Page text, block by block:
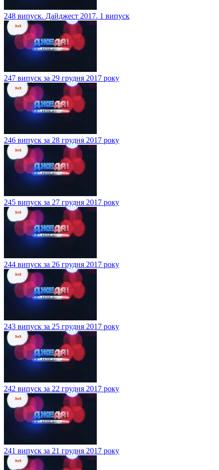
248 випуск. Дайджест 2017. 1 випуск
247 випуск за 29 грудня 2017 року
246 випуск за 28 грудня 2017 року
245 випуск за 27 грудня 2017 року
244 випуск за 26 грудня 2017 року
243 випуск за 25 грудня 2017 року
242 випуск за 22 грудня 2017 року
241 випуск за 21 грудня 2017 року